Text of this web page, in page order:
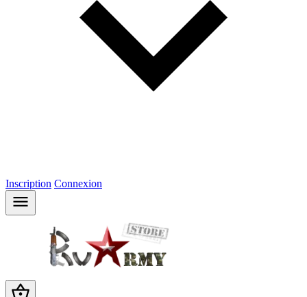
Inscription Connexion